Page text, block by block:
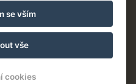
se vším
vše
cookies